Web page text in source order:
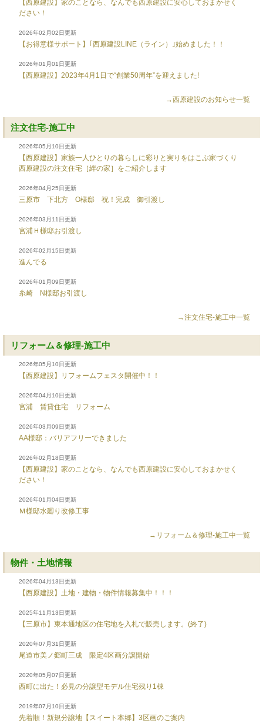
【西原建設】家のことなら、なんでも西原建設に安心しておまかせく
ださい！
2026年02月02日更新
【お得意様サポート】｢西原建設LINE（ライン）｣始めました！！
2026年01月01日更新
【西原建設】2023年4月1日で“創業50周年”を迎えました!
→西原建設のお知らせ一覧
注文住宅-施工中
2026年05月10日更新
【西原建設】家族一人ひとりの暮らしに彩りと実りをはこぶ家づくり
西原建設の注文住宅［絆の家］をご紹介します
2026年04月25日更新
三原市 下北方 O様邸 祝！完成 御引渡し
2026年03月11日更新
宮浦Ｈ様邸お引渡し
2026年02月15日更新
進んでる
2026年01月09日更新
糸崎 N様邸お引渡し
→注文住宅-施工中一覧
リフォーム＆修理-施工中
2026年05月10日更新
【西原建設】リフォームフェスタ開催中！！
2026年04月10日更新
宮浦 賃貸住宅 リフォーム
2026年03月09日更新
AA様邸：バリアフリーできました
2026年02月18日更新
【西原建設】家のことなら、なんでも西原建設に安心しておまかせく
ださい！
2026年01月04日更新
Ｍ様邸水廻り改修工事
→リフォーム＆修理-施工中一覧
物件・土地情報
2026年04月13日更新
【西原建設】土地・建物・物件情報募集中！！！
2025年11月13日更新
【三原市】東本通地区の住宅地を入札で販売します。(終了)
2020年07月31日更新
尾道市美ノ郷町三成 限定4区画分譲開始
2020年05月07日更新
西町に出た！必見の分譲型モデル住宅残り1棟
2019年07月10日更新
先着順！新規分譲地【スイート本郷】3区画のご案内